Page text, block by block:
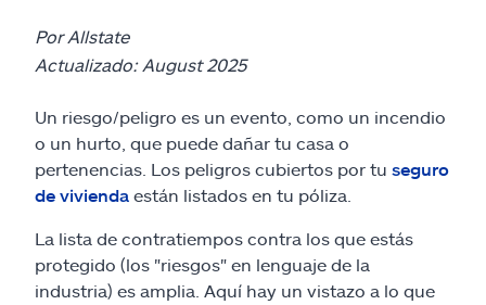
Seguros y más
Recursos
Reclamos
Asistencia y apoyo
Por Allstate
Actualizado: August 2025
Un riesgo/peligro es un evento, como un incendio
o un hurto, que puede dañar tu casa o
pertenencias. Los peligros cubiertos por tu seguro
de vivienda están listados en tu póliza.
La lista de contratiempos contra los que estás
protegido (los "riesgos" en lenguaje de la
industria) es amplia. Aquí hay un vistazo a lo que